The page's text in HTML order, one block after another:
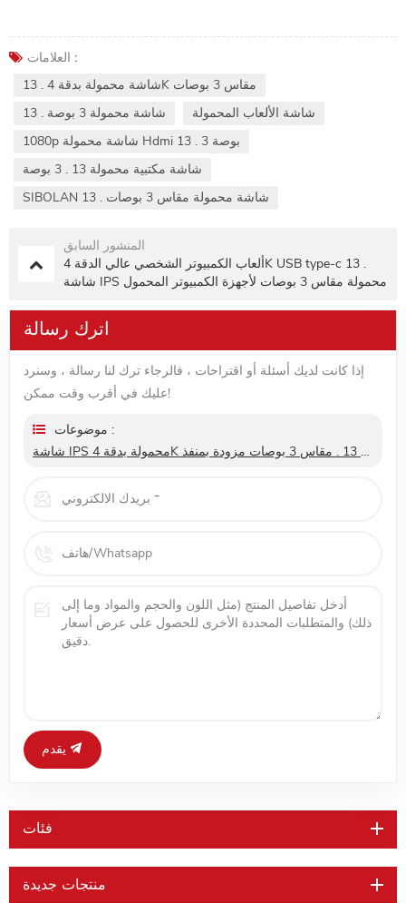
العلامات :
13 . شاشة محمولة بدقة 4K مقاس 3 بوصات
13 . شاشة محمولة 3 بوصة
شاشة الألعاب المحمولة
1080p شاشة محمولة Hdmi 13 . 3 بوصة
شاشة مكتبية محمولة 13 . 3 بوصة
SIBOLAN 13 . شاشة محمولة مقاس 3 بوصات
المنشور السابق
ألعاب الكمبيوتر الشخصي عالي الدقة 4K USB type-c 13 .
شاشة IPS محمولة مقاس 3 بوصات لأجهزة الكمبيوتر المحمول
اترك رسالة
إذا كانت لديك أسئلة أو اقتراحات ، فالرجاء ترك لنا رسالة ، وسنرد
عليك في أقرب وقت ممكن!
موضوعات :
شاشة IPS محمولة بدقة 4K عالية الدقة 13 . مقاس 3 بوصات مزودة بمنفذ USB من النوع C لأجهزة الكمبيوتر المحمول للهواتف الذكية
يقدم
فئات
منتجات جديدة